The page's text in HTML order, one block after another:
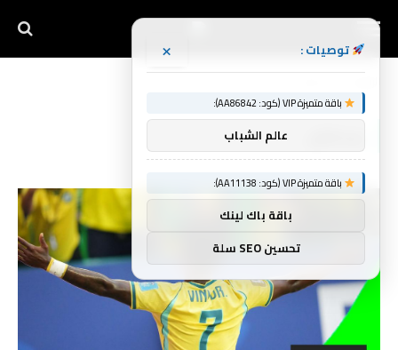
توصيات : ×
باقة متميزة VIP (كود: AA86842):
عالم الشباب
باقة متميزة VIP (كود: AA11138):
باقة باك لينك
تحسين SEO سلة